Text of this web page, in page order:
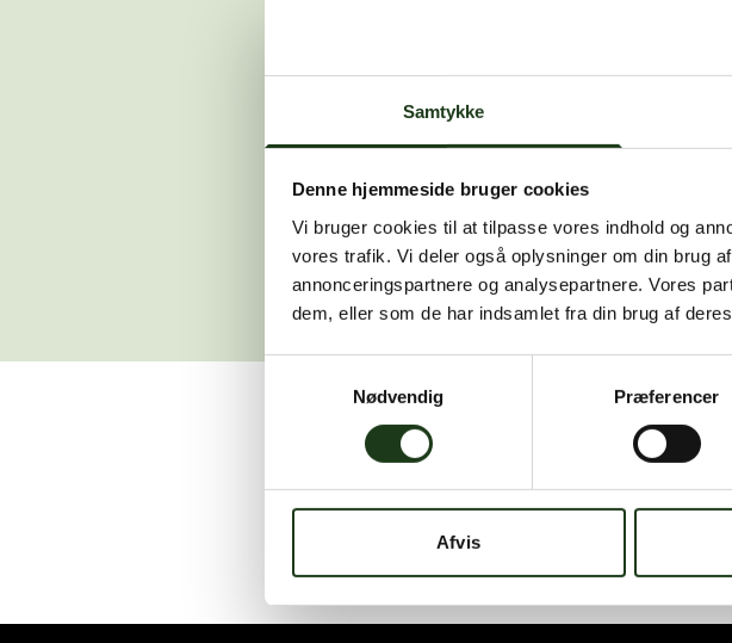
Samtykke
Denne hjemmeside bruger cookies
Vi bruger cookies til at tilpasse vores indhold og
vores trafik. Vi deler også oplysninger om din brug
annonceringspartnere og analysepartnere. Vores
dem, eller som de har indsamlet fra din brug af
Samtykkevalg
Nødvendig
Præferencer
Afvis
Der opstod en intern serverfejl.
Gå til
Har
Vi er her for at hjælpe dig. Du er velkommen